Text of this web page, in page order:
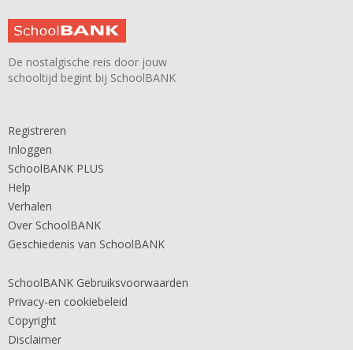
De nostalgische reis door jouw
schooltijd begint bij SchoolBANK
Registreren
Inloggen
SchoolBANK PLUS
Help
Verhalen
Over SchoolBANK
Geschiedenis van SchoolBANK
SchoolBANK Gebruiksvoorwaarden
Privacy-en cookiebeleid
Copyright
Disclaimer